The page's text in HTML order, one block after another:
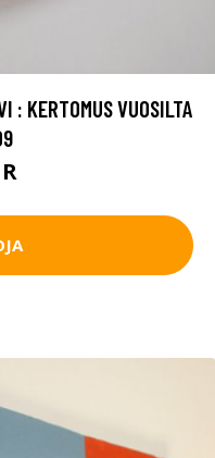
: KERTOMUS VUOSILTA